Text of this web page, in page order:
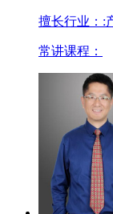
擅长行业： :
常讲课程：